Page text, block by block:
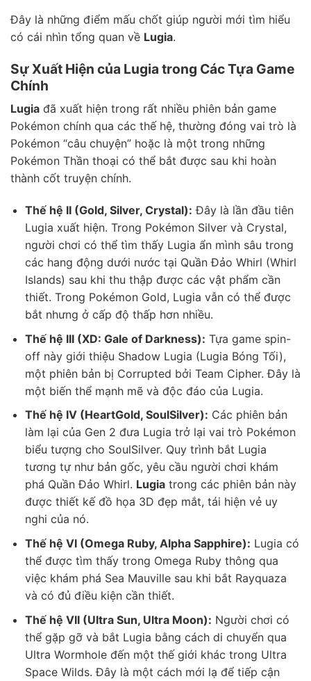
Đây là những điểm mấu chốt giúp người mới tìm hiểu
có cái nhìn tổng quan về Lugia.
Sự Xuất Hiện của Lugia trong Các Tựa Game
Chính
Lugia đã xuất hiện trong rất nhiều phiên bản game
Pokémon chính qua các thế hệ, thường đóng vai trò là
Pokémon “câu chuyện” hoặc là một trong những
Pokémon Thần thoại có thể bắt được sau khi hoàn
thành cốt truyện chính.
Thế hệ II (Gold, Silver, Crystal): Đây là lần đầu tiên
Lugia xuất hiện. Trong Pokémon Silver và Crystal,
người chơi có thể tìm thấy Lugia ẩn mình sâu trong
các hang động dưới nước tại Quần Đảo Whirl (Whirl
Islands) sau khi thu thập được các vật phẩm cần
thiết. Trong Pokémon Gold, Lugia vẫn có thể được
bắt nhưng ở cấp độ thấp hơn nhiều.
Thế hệ III (XD: Gale of Darkness): Tựa game spin-
off này giới thiệu Shadow Lugia (Lugia Bóng Tối),
một phiên bản bị Corrupted bởi Team Cipher. Đây là
một biến thể mạnh mẽ và độc đáo của Lugia.
Thế hệ IV (HeartGold, SoulSilver): Các phiên bản
làm lại của Gen 2 đưa Lugia trở lại vai trò Pokémon
biểu tượng cho SoulSilver. Quy trình bắt Lugia
tương tự như bản gốc, yêu cầu người chơi khám
phá Quần Đảo Whirl. Lugiatrong các phiên bản này
được thiết kế đồ họa 3D đẹp mắt, tái hiện vẻ uy
nghi của nó.
Thế hệ VI (Omega Ruby, Alpha Sapphire): Lugia có
thể được tìm thấy trong Omega Ruby thông qua
việc khám phá Sea Mauville sau khi bắt Rayquaza
và có đủ điều kiện cần thiết.
Thế hệ VII (Ultra Sun, Ultra Moon): Người chơi có
thể gặp gỡ và bắt Lugia bằng cách di chuyển qua
Ultra Wormhole đến một thế giới khác trong Ultra
Space Wilds. Đây là một cách mới lạ để tiếp cận